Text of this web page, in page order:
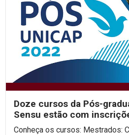
Doze cursos da Pós-
Sensu estão com
Conheça os cursos: Mestrados: Ciências da Linguagem